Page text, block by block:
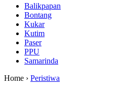
Balikpapan
Bontang
Kukar
Kutim
Paser
PPU
Samarinda
Home › Peristiwa